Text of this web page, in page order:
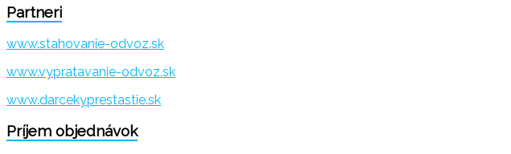
Partneri
www.stahovanie-odvoz.sk
www.vypratavanie-odvoz.sk
www.darcekyprestastie.sk
Príjem objednávok